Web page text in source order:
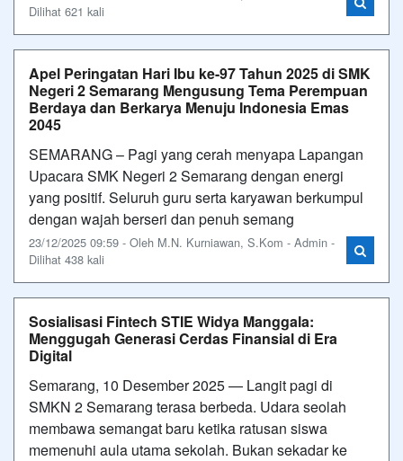
Dilihat 621 kali
Apel Peringatan Hari Ibu ke-97 Tahun 2025 di SMK
Negeri 2 Semarang Mengusung Tema Perempuan
Berdaya dan Berkarya Menuju Indonesia Emas
2045
SEMARANG – Pagi yang cerah menyapa Lapangan
Upacara SMK Negeri 2 Semarang dengan energi
yang positif. Seluruh guru serta karyawan berkumpul
dengan wajah berseri dan penuh semang
23/12/2025 09:59 - Oleh M.N. Kurniawan, S.Kom - Admin -
Dilihat 438 kali
Sosialisasi Fintech STIE Widya Manggala:
Menggugah Generasi Cerdas Finansial di Era
Digital
Semarang, 10 Desember 2025 — Langit pagi di
SMKN 2 Semarang terasa berbeda. Udara seolah
membawa semangat baru ketika ratusan siswa
memenuhi aula utama sekolah. Bukan sekadar ke